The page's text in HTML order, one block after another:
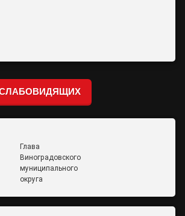
Глава
Виноградовского
муниципального
округа